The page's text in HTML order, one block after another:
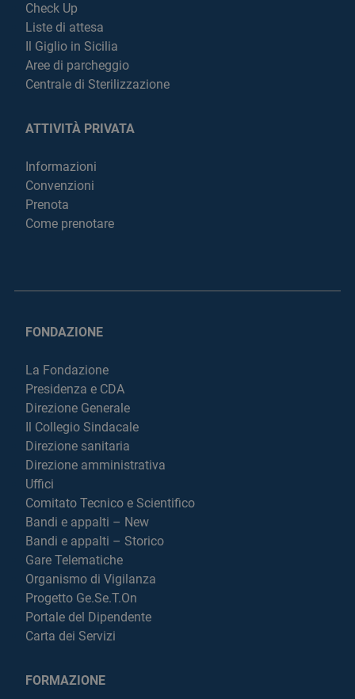
Check Up
Liste di attesa
Il Giglio in Sicilia
Aree di parcheggio
Centrale di Sterilizzazione
ATTIVITÀ PRIVATA
Informazioni
Convenzioni
Prenota
Come prenotare
FONDAZIONE
La Fondazione
Presidenza e CDA
Direzione Generale
Il Collegio Sindacale
Direzione sanitaria
Direzione amministrativa
Uffici
Comitato Tecnico e Scientifico
Bandi e appalti – New
Bandi e appalti – Storico
Gare Telematiche
Organismo di Vigilanza
Progetto Ge.Se.T.On
Portale del Dipendente
Carta dei Servizi
FORMAZIONE